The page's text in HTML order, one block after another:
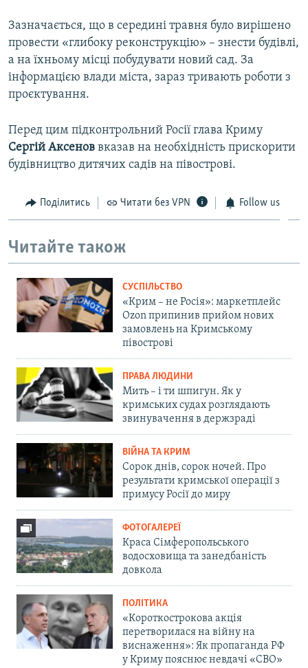
Зазначається, що в середині травня було вирішено
провести «глибоку реконструкцію» – знести будівлі,
а на їхньому місці побудувати новий сад. За
інформацією влади міста, зараз тривають роботи з
проєктування.
Перед цим підконтрольний Росії глава Криму
Сергій Аксенов вказав на необхідність прискорити
будівництво дитячих садів на півострові.
Поділитись Читати без VPN Follow us
Читайте також
СУСПІЛЬСТВО
«Крим – не Росія»: маркетплейс
Ozon припинив прийом нових
замовлень на Кримському
півострові
ПРАВА ЛЮДИНИ
Мить – і ти шпигун. Як у
кримських судах розглядають
звинувачення в держзраді
ВІЙНА ТА КРИМ
Сорок днів, сорок ночей. Про
результати кримської операції з
примусу Росії до миру
ФОТОГАЛЕРЕЇ
Краса Сімферопольського
водосховища та занедбаність
довкола
ПОЛІТИКА
«Короткострокова акція
перетворилася на війну на
виснаження»: Як пропаганда РФ
у Криму пояснює невдачі «СВО»